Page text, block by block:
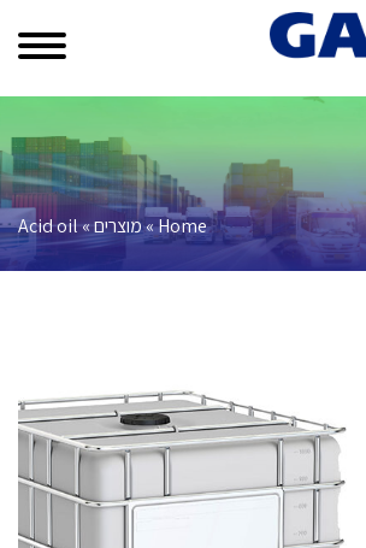
Home
»מוצרים»
Acid oil